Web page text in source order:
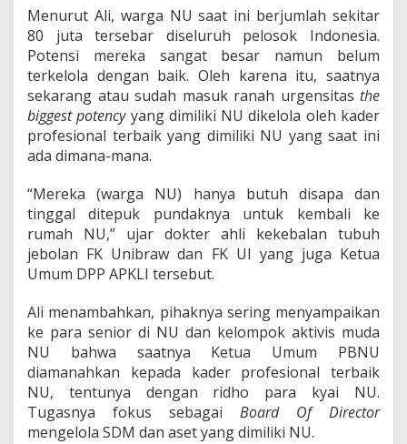
Menurut Ali, warga NU saat ini berjumlah sekitar
80 juta tersebar diseluruh pelosok Indonesia.
Potensi mereka sangat besar namun belum
terkelola dengan baik. Oleh karena itu, saatnya
sekarang atau sudah masuk ranah urgensitas the
biggest potencyyang dimiliki NU dikelola oleh kader
profesional terbaik yang dimiliki NU yang saat ini
ada dimana-mana.
“Mereka (warga NU) hanya butuh disapa dan
tinggal ditepuk pundaknya untuk kembali ke
rumah NU,” ujar dokter ahli kekebalan tubuh
jebolan FK Unibraw dan FK UI yang juga Ketua
Umum DPP APKLI tersebut.
Ali menambahkan, pihaknya sering menyampaikan
ke para senior di NU dan kelompok aktivis muda
NU bahwa saatnya Ketua Umum PBNU
diamanahkan kepada kader profesional terbaik
NU, tentunya dengan ridho para kyai NU.
Tugasnya fokus sebagai Board Of Director
mengelola SDM dan aset yang dimiliki NU.